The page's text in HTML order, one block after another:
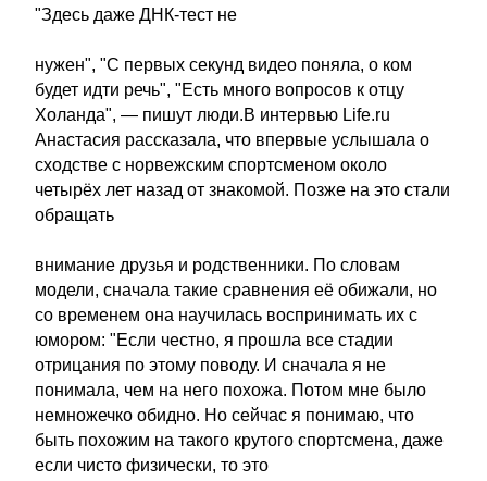
"Здесь даже ДНК-тест не
нужен", "С первых секунд видео поняла, о ком
будет идти речь", "Есть много вопросов к отцу
Холанда", — пишут люди.В интервью Life.ru
Анастасия рассказала, что впервые услышала о
сходстве с норвежским спортсменом около
четырёх лет назад от знакомой. Позже на это стали
обращать
внимание друзья и родственники. По словам
модели, сначала такие сравнения её обижали, но
со временем она научилась воспринимать их с
юмором: "Если честно, я прошла все стадии
отрицания по этому поводу. И сначала я не
понимала, чем на него похожа. Потом мне было
немножечко обидно. Но сейчас я понимаю, что
быть похожим на такого крутого спортсмена, даже
если чисто физически, то это